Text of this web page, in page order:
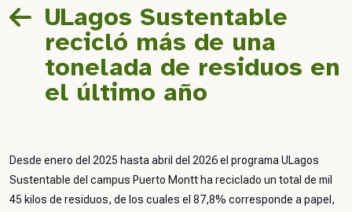
ULagos Sustentable
recicló más de una
tonelada de residuos en
el último año
Desde enero del 2025 hasta abril del 2026 el programa ULagos
Sustentable del campus Puerto Montt ha reciclado un total de mil
45 kilos de residuos, de los cuales el 87,8% corresponde a papel,